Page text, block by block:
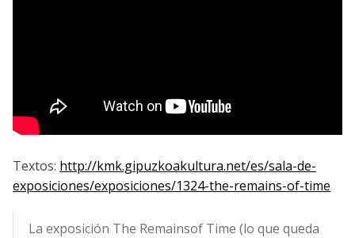
Textos: http://kmk.gipuzkoakultura.net/es/sala-de-
exposiciones/exposiciones/1324-the-remains-of-time
La exposición The Remainsof Time (lo que queda